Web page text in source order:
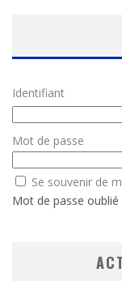
Identifiant
Mot de passe
Se souvenir de
Mot de passe oublié